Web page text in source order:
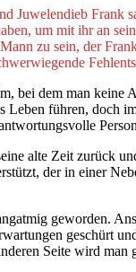
Juwelendieb Frank
um mit ihr an
zu sein, der
bei dem man keine
Leben führen, doch
alte Zeit zurück
der in einer
geworden.
geschürt
Seite wird